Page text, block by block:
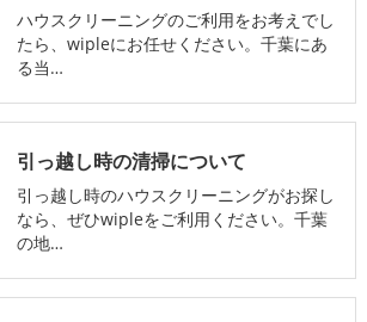
ハウスクリーニングのご利用をお考えでし
たら、wipleにお任せください。千葉にあ
る当…
引っ越し時の清掃について
引っ越し時のハウスクリーニングがお探し
なら、ぜひwipleをご利用ください。千葉
の地…